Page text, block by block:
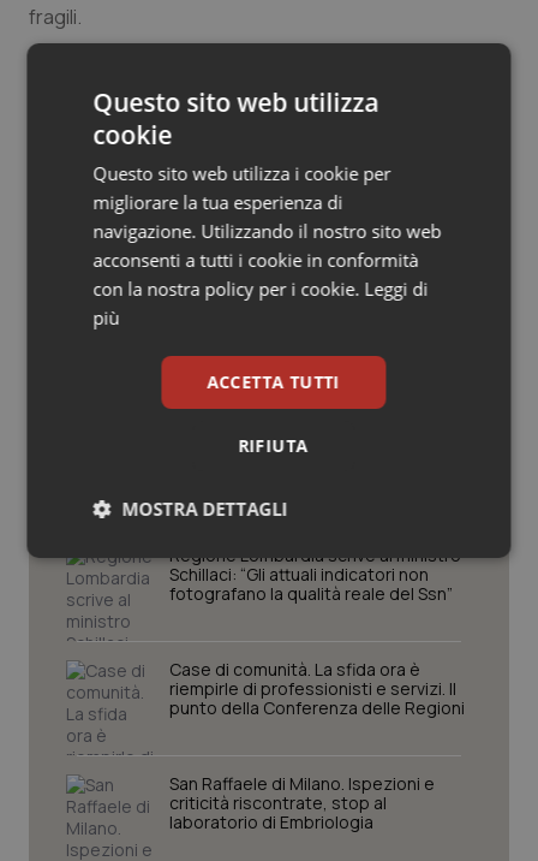
Salute orale & impianti
Sangue & coagulazione
Tiroide
Tumore al seno
Tumore ovarico
Tumori gastrointestinali
Vaccini
fragili.
08 Aprile 2021
© Riproduzione riservata
Potrebbe interessarti in
Regioni e Asl
Settimana della Scienza dello
Spallanzani: capire la ricerca per
Regione Lombardia scrive al ministro
Schillaci: “Gli attuali indicatori non
fotografano la qualità reale del Ssn”
Case di comunità. La sfida ora è
riempirle di professionisti e servizi. Il
punto della Conferenza delle Regioni
San Raffaele di Milano. Ispezioni e
criticità riscontrate, stop al
laboratorio di Embriologia
Questo sito web utilizza
cookie
Questo sito web utilizza i cookie per
migliorare la tua esperienza di
navigazione. Utilizzando il nostro sito web
acconsenti a tutti i cookie in conformità
con la nostra policy per i cookie. Leggi di
più
ACCETTA TUTTI
RIFIUTA
MOSTRA DETTAGLI
Necessari Statistici Marketing
I cookie necessari contribuiscono a rendere fruibile il
sito web abilitandone funzionalità di base quali la
navigazione sulle pagine e l'accesso alle aree
protette del sito. Il sito web non è in grado di
funzionare correttamente senza questi cookie.